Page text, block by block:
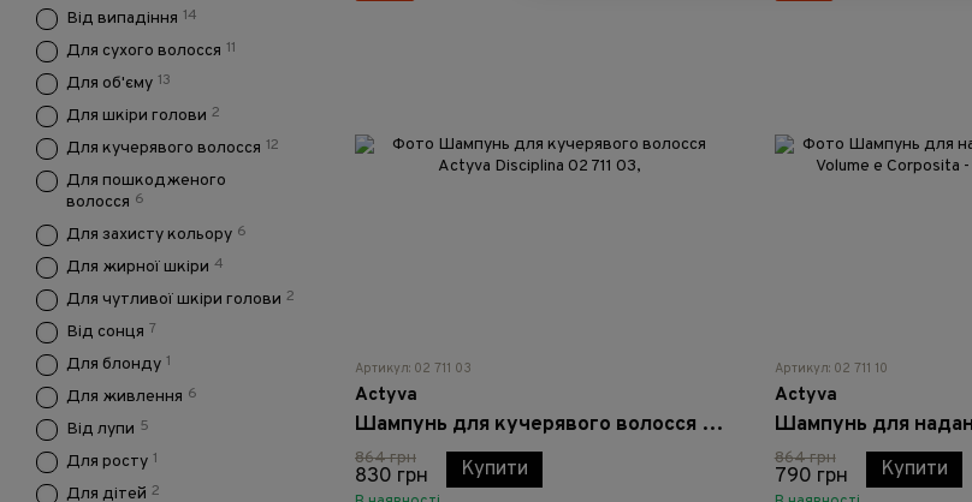
Артикул: 02 711 03
Actyva
Шампунь для кучерявого волосся Actyva Disciplina
864 грн
830 грн Купити
Артикул: 02 711 10
Actyva
864 грн
790 грн Купити
Від випадіння 14
Для сухого волосся 11
Для об'єму 13
Для шкіри голови 2
Для кучерявого волосся 12
Для пошкодженого
волосся 6
Для захисту кольору 6
Для жирної шкіри 4
Для чутливої шкіри голови 2
Від сонця 7
Для блонду 1
Для живлення 6
Від лупи 5
Для росту 1
Для дітей 2